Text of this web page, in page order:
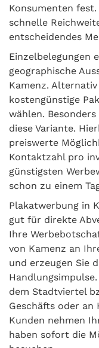
Konsumenten
schnelle
entscheidendes
Einzelbelegungen
geographische
Kamenz.
kostengünstige
wählen.
diese Variante.
preiswerte
Kontaktzahl pro
günstigsten
schon zu einem
Plakatwerbung in
gut für direkte
Ihre
von Kamenz an
und erzeugen Sie
dem Stadtviertel
Geschäfts oder an
Kunden nehmen
haben sofort die